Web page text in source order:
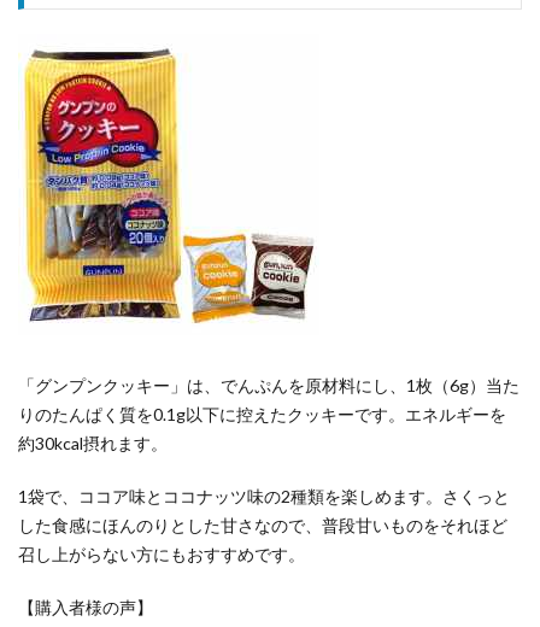
「グンプンクッキー」は、でんぷんを原材料にし、1枚（6g）当た
りのたんぱく質を0.1g以下に控えたクッキーです。エネルギーを
約30kcal摂れます。
1袋で、ココア味とココナッツ味の2種類を楽しめます。さくっと
した食感にほんのりとした甘さなので、普段甘いものをそれほど
召し上がらない方にもおすすめです。
【購入者様の声】